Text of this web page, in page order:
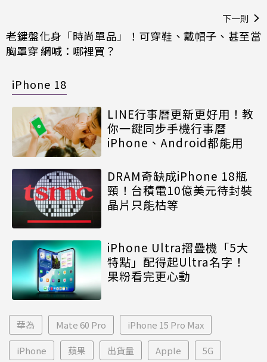
下一則
老鍵盤化身「時尚單品」！可穿鞋、戴帽子、甚至當
胸罩穿 網喊：哪裡買？
iPhone 18
LINE行事曆更新更好用！教
你一鍵同步手機行事曆
iPhone、Android都能用
DRAM奇缺成iPhone 18瓶
頸！台積電10億美元待封裝
晶片只能枯等
iPhone Ultra摺疊機「5大
特點」配得起Ultra名字！
果粉看完更心動
華為 Mate 60 Pro iPhone 15 Pro Max
iPhone 蘋果 出貨量 Apple 5G